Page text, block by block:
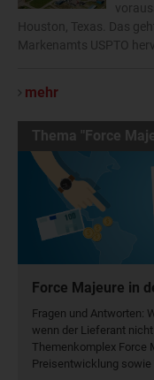
Houston, Texas. Das
Markenamts USPTO
mehr
Thema "Force
Force Majeure in
Fragen und Antworten:
wenn der Lieferant
Themenkomplex Force
Preisentwicklung sowie